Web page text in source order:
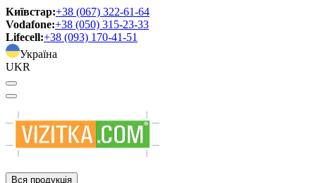
Київстар:+38 (067) 322-61-64
Vodafone:+38 (050) 315-23-33
Lifecell:+38 (093) 170-41-51
Україна
UKR
Вся продукція